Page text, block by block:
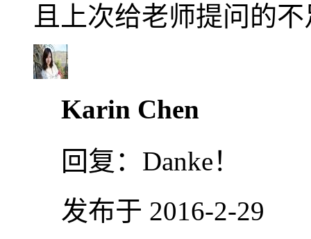
且上次给老师提问的
Karin Chen
回复： Danke！
发布于 2016-2-29